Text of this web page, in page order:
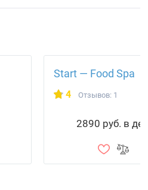
Start — Food Spa
4 Отзывов: 1
2890 руб. в